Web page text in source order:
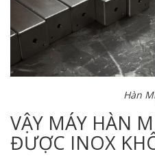
Hàn
VẬY MÁY HÀN
ĐƯỢC INOX